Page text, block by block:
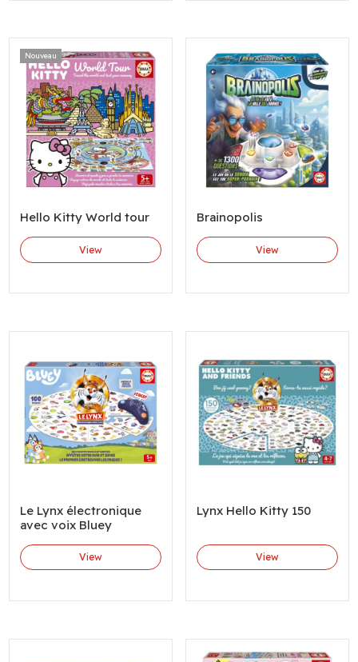
Nouveau
Hello Kitty World tour
View
Brainopolis
View
Le Lynx électronique
avec voix Bluey
View
Lynx Hello Kitty 150
View